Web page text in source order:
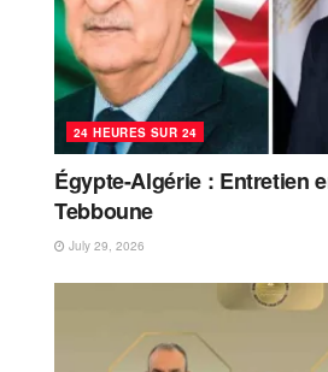
24 HEURES SUR 24
Égypte-Algérie : Entretien
Tebboune
July 29, 2026